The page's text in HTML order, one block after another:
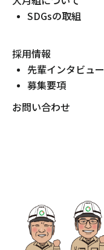
SDGsの取組
採用情報
先輩インタビュー
募集要項
お問い合わせ